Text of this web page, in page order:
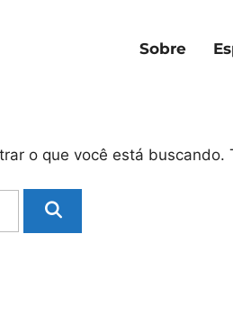
Sobre
o que você está buscando.